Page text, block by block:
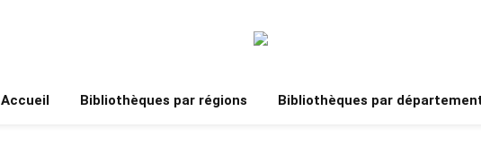
Accueil Bibliothèques par régions Bibliothèques par